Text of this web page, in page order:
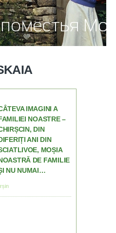
IMAGINI A
NOASTRE –
DIN
ANI DIN
MOȘIA
DE FAMILIE
NU NUMAI…